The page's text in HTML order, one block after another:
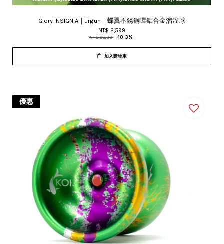
Glory INSIGNIA｜Jigun｜蝶翼不銹鋼環鋁合金溜溜球
NT$ 2,599
NT$ 2,899 -10.3%
加入購物車
優惠